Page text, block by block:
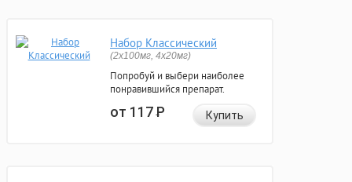
Набор Классический
(2x100мг, 4x20мг)
Попробуй и выбери наиболее
понравившийся препарат.
от 117Р Купить